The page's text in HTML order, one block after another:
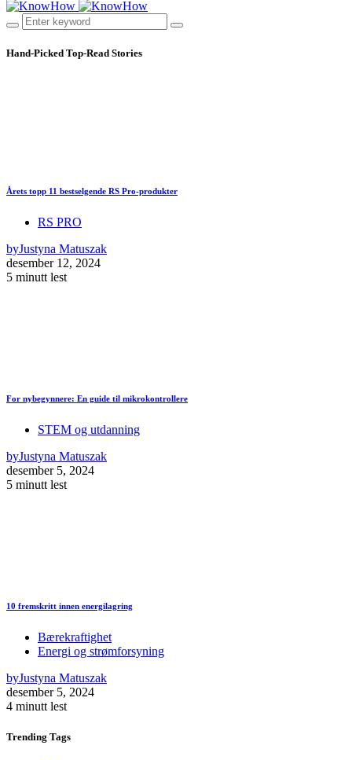
Hand-Picked Top-Read Stories
Årets topp 11 bestselgende RS Pro-produkter
RS PRO
byJustyna Matuszak
desember 12, 2024
5 minutt lest
For nybegynnere: En guide til mikrokontrollere
STEM og utdanning
byJustyna Matuszak
desember 5, 2024
5 minutt lest
10 fremskritt innen energilagring
Bærekraftighet
Energi og strømforsyning
byJustyna Matuszak
desember 5, 2024
4 minutt lest
Trending Tags